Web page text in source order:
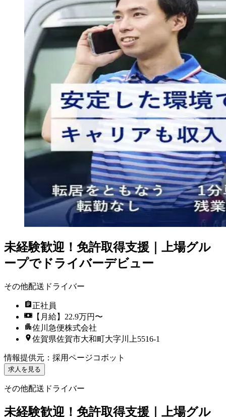
未経験歓迎！免許取得支援｜上場グル
ープでドライバーデビュー
その他配送ドライバー
正社員
【月給】22.9万円〜
佐川急便株式会社
佐賀県佐賀市大和町大字川上5516-1
情報提供元 ： 採用ページコボット
求人を見る
その他配送ドライバー
未経験歓迎！免許取得支援｜上場グル